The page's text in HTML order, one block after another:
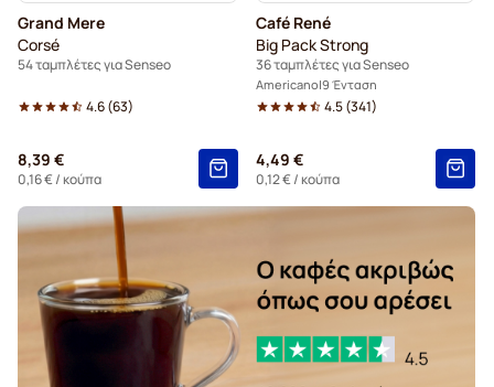
Ταμπλέτες καφέ Friele για Senseo
Ταμπλέτες καφέ Marcilla για Senseo
Ταμπλέτες για Senseo Για Senseo®
Kaffekapslen για Senseo®
Grand Mere
Corsé
54 ταμπλέτες για Senseo
4.6(63)
8,39 €
0,16 €/ κούπα
Café René
Big Pack Strong
36 ταμπλέτες για Senseo
Americano 9 Ένταση
4.5(341)
4,49 €
0,12 €/ κούπα